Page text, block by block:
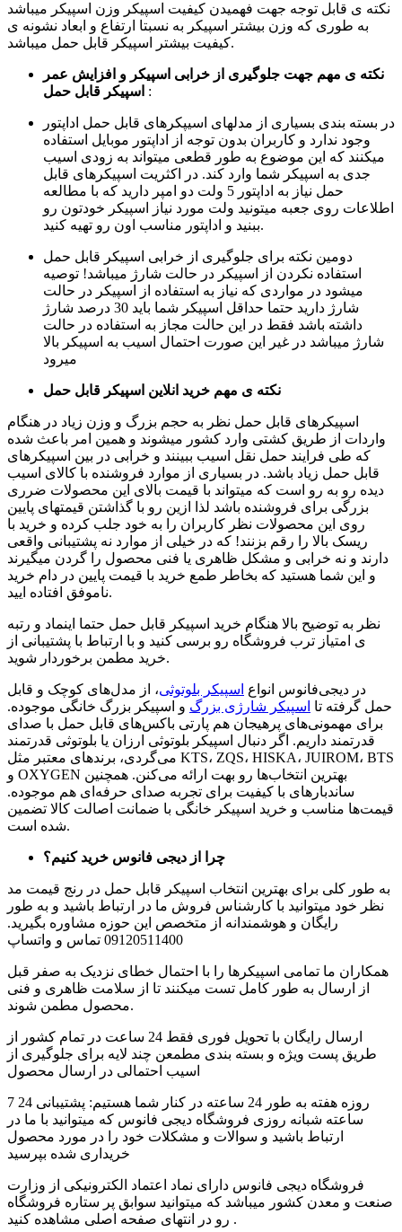
نکته ی قابل توجه جهت فهمیدن کیفیت اسپیکر وزن اسپیکر میباشد
به طوری که وزن بیشتر اسپیکر به نسبتا ارتفاع و ابعاد نشونه ی
کیفیت بیشتر اسپیکر قابل حمل میباشد.
نکته ی مهم جهت جلوگیری از خرابی اسپیکر و افزایش عمر
اسپیکر قابل حمل :
در بسته بندی بسیاری از مدلهای اسیپکرهای قابل حمل اداپتور
وجود ندارد و کاربران بدون توجه از اداپتور موبایل استفاده
میکنند که این موضوع به طور قطعی میتواند به زودی اسیب
جدی به اسپیکر شما وارد کند. در اکثریت اسپیکرهای قابل
حمل نیاز به اداپتور 5 ولت دو امپر دارید که با مطالعه
اطلاعات روی جعبه میتونید ولت مورد نیاز اسپیکر خودتون رو
ببنید و اداپتور مناسب اون رو تهیه کنید.
دومین نکته برای جلوگیری از خرابی اسپیکر قابل حمل
استفاده نکردن از اسپیکر در حالت شارژ میباشد! توصیه
میشود در مواردی که نیاز به استفاده از اسپیکر در حالت
شارژ دارید حتما حداقل اسپیکر شما باید 30 درصد شارژ
داشته باشد فقط در این حالت مجاز به استفاده در حالت
شارژ میباشد در غیر این صورت احتمال اسیب به اسپیکر بالا
میرود
نکته ی مهم خرید انلاین اسپیکر قابل حمل
اسپیکرهای قابل حمل نظر به حجم بزرگ و وزن زیاد در هنگام
واردات از طریق کشتی وارد کشور میشوند و همین امر باعث شده
که طی فرایند حمل نقل اسیب ببینند و خرابی در بین اسپیکرهای
قابل حمل زیاد باشد. در بسیاری از موارد فروشنده با کالای اسیب
دیده رو به رو است که میتواند با قیمت بالای این محصولات ضرری
بزرگی برای فروشنده باشد لذا ازین رو با گذاشتن قیمتهای پایین
روی این محصولات نظر کاربران را به خود جلب کرده و خرید با
ریسک بالا را رقم بزنند! که در خیلی از موارد نه پشتیبانی واقعی
دارند و نه خرابی و مشکل ظاهری یا فنی محصول را گردن میگیرند
و این شما هستید که بخاطر طمع خرید با قیمت پایین در دام خرید
ناموفق افتاده ایید.
نظر به توضیح بالا هنگام خرید اسپیکر قابل حمل حتما اینماد و رتبه
ی امتیاز ترب فروشگاه رو برسی کنید و با ارتباط با پشتیبانی از
خرید مطمن برخوردار شوید.
در دیجی‌فانوس انواع اسپیکر بلوتوثی، از مدل‌های کوچک و قابل
حمل گرفته تا اسپیکر شارژی بزرگ و اسپیکر بزرگ خانگی موجوده.
برای مهمونی‌های پرهیجان هم پارتی باکس‌های قابل حمل با صدای
قدرتمند داریم. اگر دنبال اسپیکر بلوتوثی ارزان یا بلوتوثی قدرتمند
می‌گردی، برندهای معتبر مثل KTS، ZQS، HISKA، JUIROM، BTS
و OXYGEN بهترین انتخاب‌ها رو بهت ارائه می‌کنن. همچنین
ساندبارهای با کیفیت برای تجربه صدای حرفه‌ای هم موجوده.
قیمت‌ها مناسب و خرید اسپیکر خانگی با ضمانت اصالت کالا تضمین
شده است.
چرا از دیجی فانوس خرید کنیم؟
به طور کلی برای بهترین انتخاب اسپیکر قابل حمل در رنج قیمت مد
نظر خود میتوانید با کارشناس فروش ما در ارتباط باشید و به طور
رایگان و هوشمندانه از متخصص این حوزه مشاوره بگیرید.
09120511400 تماس و واتساپ
همکاران ما تمامی اسپیکرها را با احتمال خطای نزدیک به صفر قبل
از ارسال به طور کامل تست میکنند تا از سلامت ظاهری و فنی
محصول مطمن شوند.
ارسال رایگان با تحویل فوری فقط 24 ساعت در تمام کشور از
طریق پست ویژه و بسته بندی مطمعن چند لایه برای جلوگیری از
اسیب احتمالی در ارسال محصول
7 روزه هفته به طور 24 ساعته در کنار شما هستیم: پشتیبانی 24
ساعته شبانه روزی فروشگاه دیجی فانوس که میتوانید با ما در
ارتباط باشید و سوالات و مشکلات خود را در مورد محصول
خریداری شده بپرسید
فروشگاه دیجی فانوس دارای نماد اعتماد الکترونیکی از وزارت
صنعت و معدن کشور میباشد که میتوانید سوابق پر ستاره فروشگاه
رو در انتهای صفحه اصلی مشاهده کنید .